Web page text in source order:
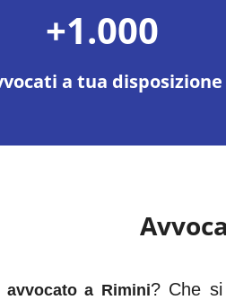
+1.000
a tua disposizione
avvocato a Rimini? Che